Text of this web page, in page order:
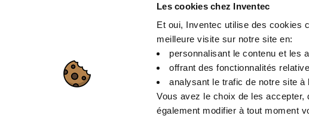
Les cookies chez Inventec
Et oui, Inventec utilise des cookies
meilleure visite sur notre site en:​
personnalisant le contenu et les
offrant des fonctionnalités
analysant le trafic de notre site à
Vous avez le choix de les
également modifier à tout moment